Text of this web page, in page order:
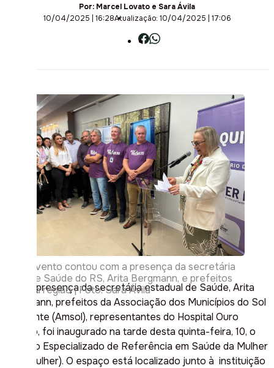
Por: Marcel Lovato e Sara Ávila
10/04/2025 | 16:28Atualização: 10/04/2025 | 17:06
Evento contou com a presença da secretária
de Saúde do RS, Arita Bergmann, e prefeitos
da região | Foto: Sara Ávila
Com a presença da secretária estadual de Saúde, Arita
Bergmann, prefeitos da Associação dos Municípios do Sol
Nascente (Amsol), representantes do Hospital Ouro
Branco, foi inaugurado na tarde desta quinta-feira, 10, o
Serviço Especializado de Referência em Saúde da Mulher
(SERMulher). O espaço está localizado junto à instituição